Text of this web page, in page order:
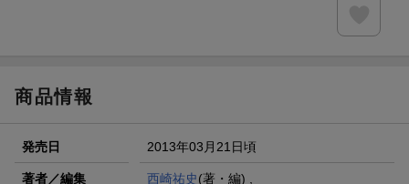
条件達成で楽天限定・宝塚歌劇 宙組貸切公演ペアチケット
商品情報
発売日 2013年03月21日頃
著者／編集 西崎祐史(著・編) ,